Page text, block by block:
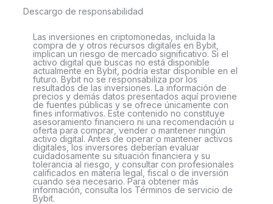
Descargo de responsabilidad
Las inversiones en criptomonedas, incluida la
compra de y otros recursos digitales en Bybit,
implican un riesgo de mercado significativo. Si el
activo digital que buscas no está disponible
actualmente en Bybit, podría estar disponible en el
futuro. Bybit no se responsabiliza por los
resultados de las inversiones. La información de
precios y demás datos presentados aquí proviene
de fuentes públicas y se ofrece únicamente con
fines informativos. Este contenido no constituye
asesoramiento financiero ni una recomendación u
oferta para comprar, vender o mantener ningún
activo digital. Antes de operar o mantener activos
digitales, los inversores deberían evaluar
cuidadosamente su situación financiera y su
tolerancia al riesgo, y consultar con profesionales
calificados en materia legal, fiscal o de inversión
cuando sea necesario. Para obtener más
información, consulta los Términos de servicio de
Bybit.